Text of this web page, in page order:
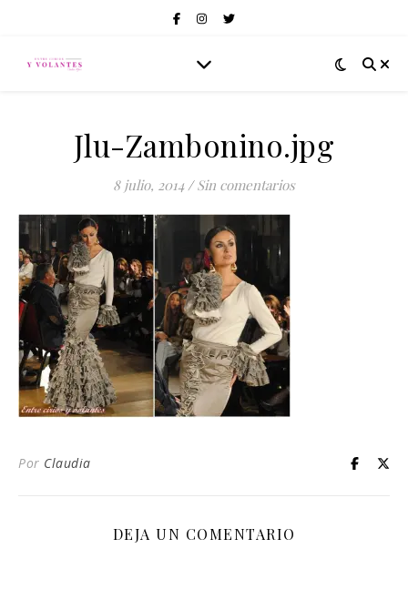
Jlu-Zambonino.jpg
8 julio, 2014 / Sin comentarios
Por Claudia
DEJA UN COMENTARIO